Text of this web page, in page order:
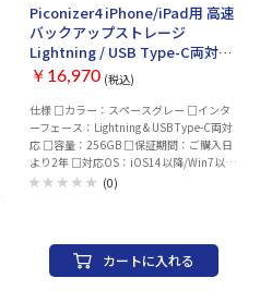
格：IEEE802.11b/g/n 無線LAN周波数：
2.4GHz 幅x高さx奥行き：390x166x331
mm 重さ：5.6 kg エコマーク：○ カラ
ー：ホワイト系 付属品：セットアップ用
インクカートリッジ（フォトブラック、シ
アン、マゼンタ、イエロー）、ソフトウェ
アディスク（ユーザーズガイド、ドライバ
ー等）、スタートガイド他（紙）、電源コ
ード、保証書 保証期間：1年
Piconizer4 iPhone/iPad用 高速
バックアップストレージ
Lightning / USB Type-C両対応
256GB スペースグレー [MKP4-
SG-256G]
￥16,970 (税込)
仕様 □カラー：スペースグレー □インタ
ーフェース：Lightning & USB Type-C両対
応 □容量：256GB □保証期間：ご購入日
より2年 □対応OS：iOS14以降/Win7以降
対応機種 iPhone15 シリーズ, iPhone14 シ
iPhone7 シリーズ iPad (第6世代), iPad (第
5世代) iPad Air (第3世代), iPad Air (第2世
(0)
カートに入れる